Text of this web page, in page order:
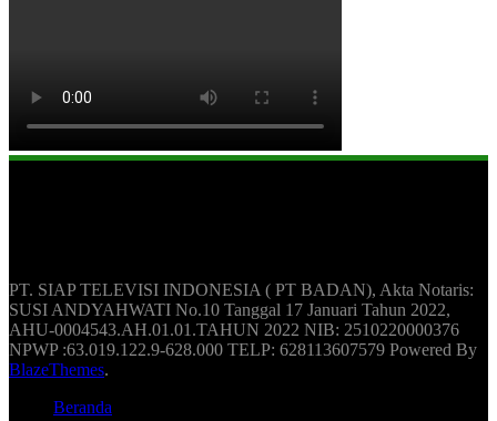
PT. SIAP TELEVISI INDONESIA ( PT BADAN), Akta Notaris:
SUSI ANDYAHWATI No.10 Tanggal 17 Januari Tahun 2022,
AHU-0004543.AH.01.01.TAHUN 2022 NIB: 2510220000376
NPWP :63.019.122.9-628.000 TELP: 628113607579 Powered By
BlazeThemes.
Beranda